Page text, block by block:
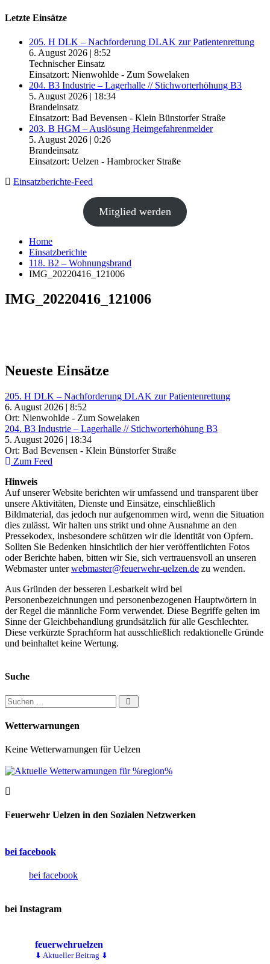
Letzte Einsätze
205. H DLK – Nachforderung DLAK zur Patientenrettung
6. August 2026 | 8:52
Technischer Einsatz
Einsatzort: Nienwohlde - Zum Sowelaken
204. B3 Industrie – Lagerhalle // Stichworterhöhung B3
5. August 2026 | 18:34
Brandeinsatz
Einsatzort: Bad Bevensen - Klein Bünstorfer Straße
203. B HGM – Auslösung Heimgefahrenmelder
5. August 2026 | 0:26
Brandeinsatz
Einsatzort: Uelzen - Hambrocker Straße
Einsatzberichte-Feed
Mitglied werden
Home
Einsatzberichte
118. B2 – Wohnungsbrand
IMG_20220416_121006
IMG_20220416_121006
Neueste Einsätze
205. H DLK – Nachforderung DLAK zur Patientenrettung
6. August 2026 | 8:52
Ort: Nienwohlde - Zum Sowelaken
204. B3 Industrie – Lagerhalle // Stichworterhöhung B3
5. August 2026 | 18:34
Ort: Bad Bevensen - Klein Bünstorfer Straße
Zum Feed
Hinweis
Auf unserer Website berichten wir umfassend und transparent über
unsere Aktivitäten, Dienste und Einsätze, einschließlich
Bildmaterial, das jedoch nur aufgenommen wird, wenn die Situation
dies zulässt. Wir halten uns strikt und ohne Ausnahme an den
Pressekodex, insbesondere schützen wir die Identität von Opfern.
Sollten Sie Bedenken hinsichtlich der hier veröffentlichten Fotos
oder Berichte haben, bitten wir Sie, sich vertrauensvoll an unseren
Webmaster unterwebmaster@feuerwehr-uelzen.de zu wenden.
Aus Gründen der besseren Lesbarkeit wird bei
Personenbezeichnungen und personenbezogenen Hauptwörtern in
der Regel die männliche Form verwendet. Diese Begriffe gelten im
Sinne der Gleichbehandlung grundsätzlich für alle Geschlechter.
Diese verkürzte Sprachform hat ausschließlich redaktionelle Gründe
und beinhaltet keine Wertung.
Suche
Suchen nach:
Wetterwarnungen
Keine Wetterwarnungen für Uelzen
Feuerwehr Uelzen in den Sozialen Netzwerken
bei facebook
bei facebook
bei Instagram
feuerwehruelzen
⬇ Aktueller Beitrag ⬇